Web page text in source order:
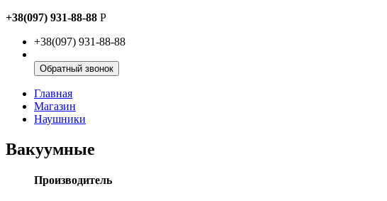
+38(097) 931-88-88
+38(097) 931-88-88
Обратный звонок
Главная
Магазин
Наушники
Вакуумные
Производитель